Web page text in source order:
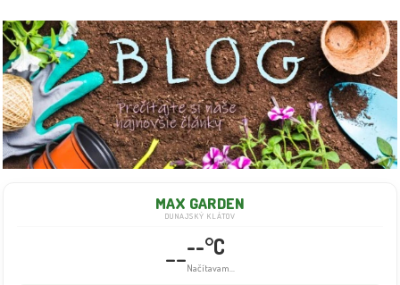
MAX GARDEN
DUNAJSKÝ KLÁTOV
----°C
Načítavam...